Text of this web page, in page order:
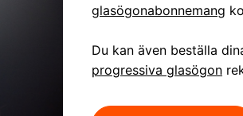
glasögonabonnemang
Du kan även beställa
progressiva glasögon